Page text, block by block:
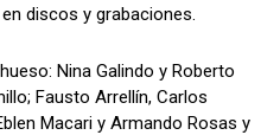
discos y grabaciones.
Nina Galindo y Roberto
Fausto Arrellín, Carlos
Macari y Armando Rosas y